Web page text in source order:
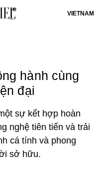
VIETNAM
hành cùng
đại
sự kết hợp hoàn
nghệ tiên tiến và trải
cá tính và phong
sở hữu.